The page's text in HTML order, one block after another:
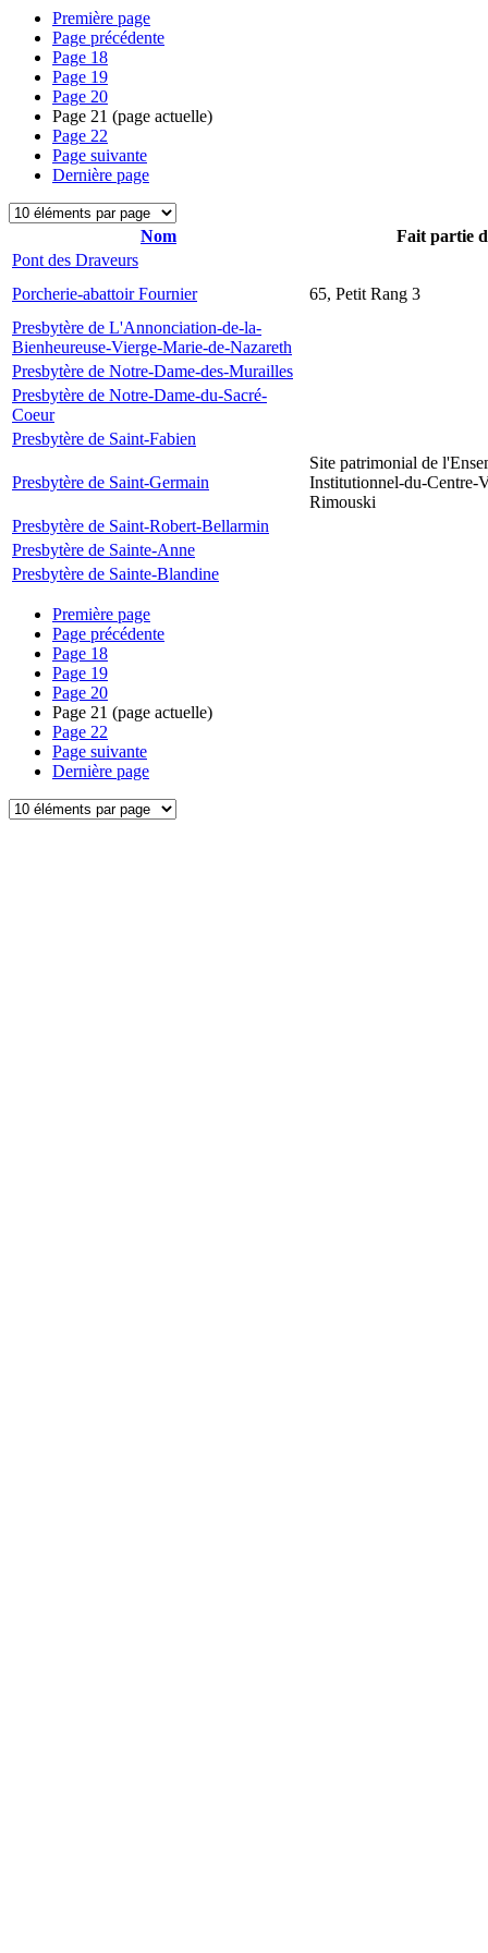
Première page
Page précédente
Page 18
Page 19
Page 20
Page 21 (page actuelle)
Page 22
Page suivante
Dernière page
Nom
Fait partie
Pont des Draveurs
Porcherie-abattoir Fournier
65, Petit Rang 3
Presbytère de L'Annonciation-de-la-
Bienheureuse-Vierge-Marie-de-Nazareth
Presbytère de Notre-Dame-des-Murailles
Presbytère de Notre-Dame-du-Sacré-
Coeur
Presbytère de Saint-Fabien
Presbytère de Saint-Germain
Site patrimonial de
Institutionnel-du-Centre-
Rimouski
Presbytère de Saint-Robert-Bellarmin
Presbytère de Sainte-Anne
Presbytère de Sainte-Blandine
Première page
Page précédente
Page 18
Page 19
Page 20
Page 21 (page actuelle)
Page 22
Page suivante
Dernière page